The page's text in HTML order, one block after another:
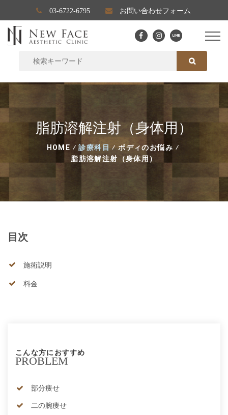
03-6722-6795 お問い合わせフォーム
SEARCH
脂肪溶解注射（身体用）
HOME ⁄診療科目 ⁄ ボディのお悩み ⁄
脂肪溶解注射（身体用）
目次
施術説明
料金
こんな方におすすめ
PROBLEM
部分痩せ
二の腕痩せ